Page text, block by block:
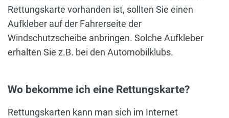
Rettungskarte vorhanden ist, sollten Sie einen
Aufkleber auf der Fahrerseite der
Windschutzscheibe anbringen. Solche Aufkleber
erhalten Sie z.B. bei den Automobilklubs.
Wo bekomme ich eine Rettungskarte?
Rettungskarten kann man sich im Internet